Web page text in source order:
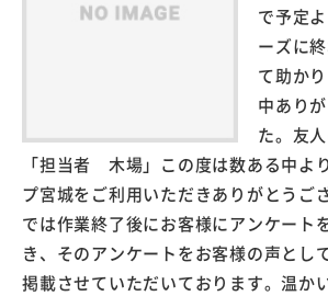
で予定
ーズに
て助か
中あり
た。友
「担当者 木場」この度は数ある中よ
プ宮城をご利用いただきありがとうご
では作業終了後にお客様にアンケート
き、そのアンケートをお客様の声とし
掲載させていただいております。温か